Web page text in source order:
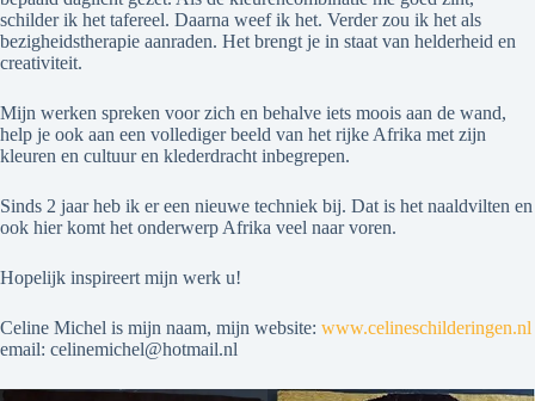
schilder ik het tafereel. Daarna weef ik het. Verder zou ik het als
bezigheidstherapie aanraden. Het brengt je in staat van helderheid en
creativiteit.
Mijn werken spreken voor zich en behalve iets moois aan de wand,
help je ook aan een vollediger beeld van het rijke Afrika met zijn
kleuren en cultuur en klederdracht inbegrepen.
Sinds 2 jaar heb ik er een nieuwe techniek bij. Dat is het naaldvilten en
ook hier komt het onderwerp Afrika veel naar voren.
Hopelijk inspireert mijn werk u!
Celine Michel is mijn naam, mijn website: www.celineschilderingen.nl
email: celinemichel@hotmail.nl